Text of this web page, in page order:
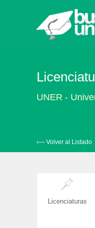
UNER -
‹— Volver al Listado
Licenciaturas